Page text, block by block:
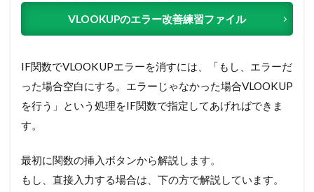
VLOOKUPのエラー改善練習ファイル
IF関数でVLOOKUPエラーを消すには、「もし、エラーだ
った場合空白にする。エラーじゃなかった場合VLOOKUP
を行う」という処理をIF関数で指定してあげればできま
す。
最初に関数の挿入ボタンから解説します。
もし、直接入力する場合は、下の方で解説しています。